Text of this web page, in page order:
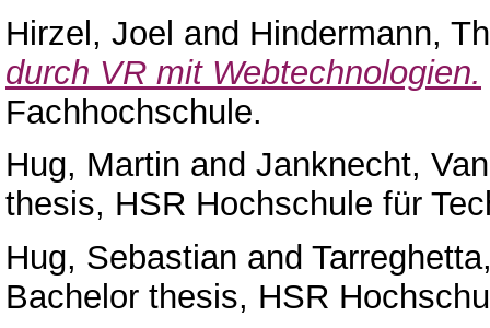
Hirzel, Joel and Hindermann,
durch VR mit Webtechnologien.
Fachhochschule.
Hug, Martin and Janknecht,
thesis, HSR Hochschule für
Hug, Sebastian and
Bachelor thesis, HSR